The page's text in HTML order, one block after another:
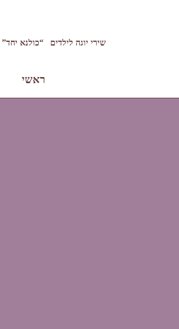
שירי יוגה לילדים “כולנא יחד”
ראשי